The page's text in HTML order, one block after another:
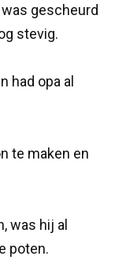
gescheurd
stevig.
had opa al
te maken en
was hij al
poten.